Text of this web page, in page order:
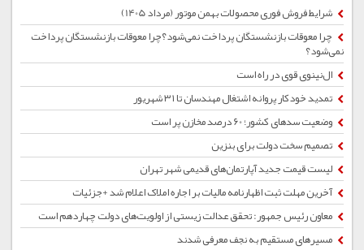
شرایط فروش فوری محصولات بهمن موتور (مرداد 1405)
چرا معوقات بازنشستگان پرداخت نمی‌شود؟چرا معوقات بازنشستگان پرداخت
نمی‌شود؟
ال‌نینوی قوی در راه است
تمدید خودکار پروانه اشتغال مهندسان تا ۳۱ شهریور
وضعیت سدهای کشور؛ 60 درصد مخازن پر است
تصمیم سخت دولت برای بنزین
لیست قیمت جدید آپارتمان‌های قدیمی شهر تهران
آخرین مهلت ثبت اظهارنامه مالیات بر اجاره املاک اعلام شد +جزئیات
معاون رئیس‌ جمهور: تحقق عدالت زیستی از اولویت‌های دولت چهاردهم است
مسیرهای مستقیم به نجف معرفی شدند